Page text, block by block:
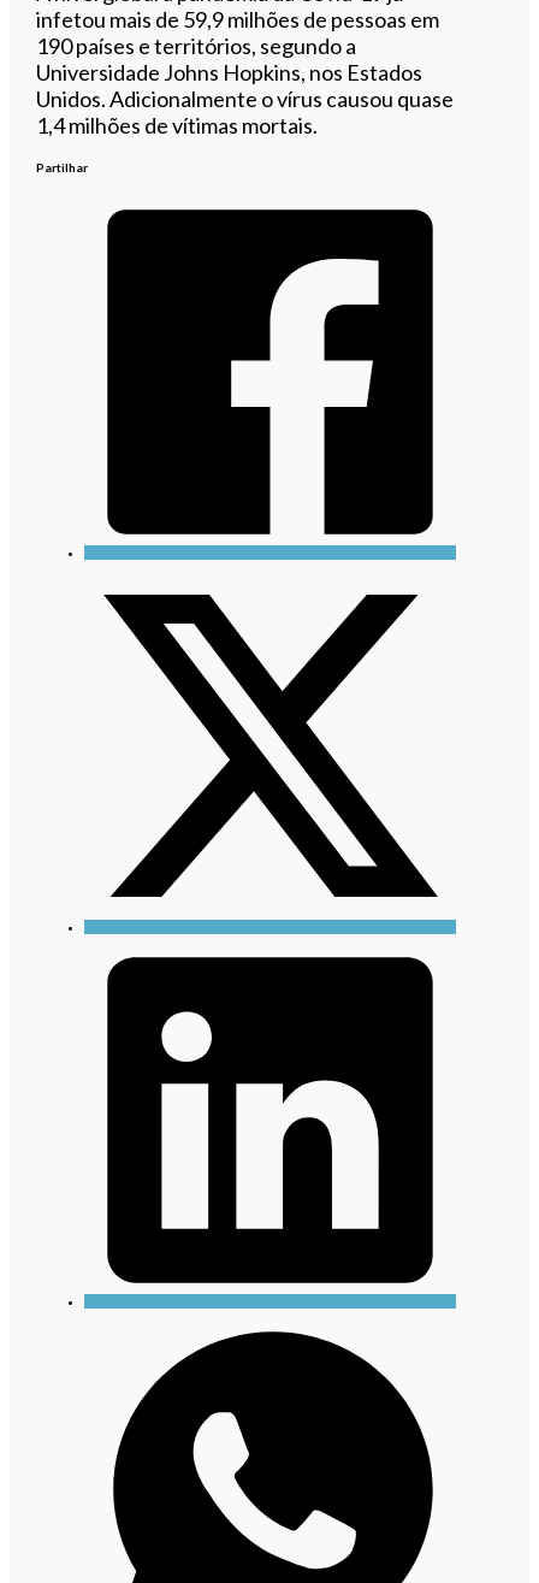
infetou mais de 59,9 milhões de pessoas em
190 países e territórios, segundo a
Universidade Johns Hopkins, nos Estados
Unidos. Adicionalmente o vírus causou quase
1,4 milhões de vítimas mortais.
Partilhar